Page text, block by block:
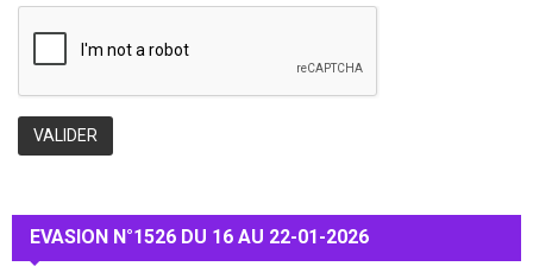
EVASION N°1526 DU 16 AU 22-01-2026